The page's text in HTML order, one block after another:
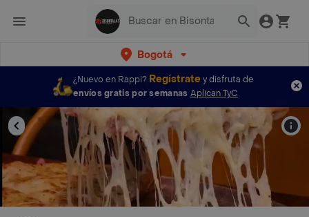
Bogotá
¿Nuevo en Rappi? Regístratey disfruta de
envíos gratis por semanas Aplican TyC